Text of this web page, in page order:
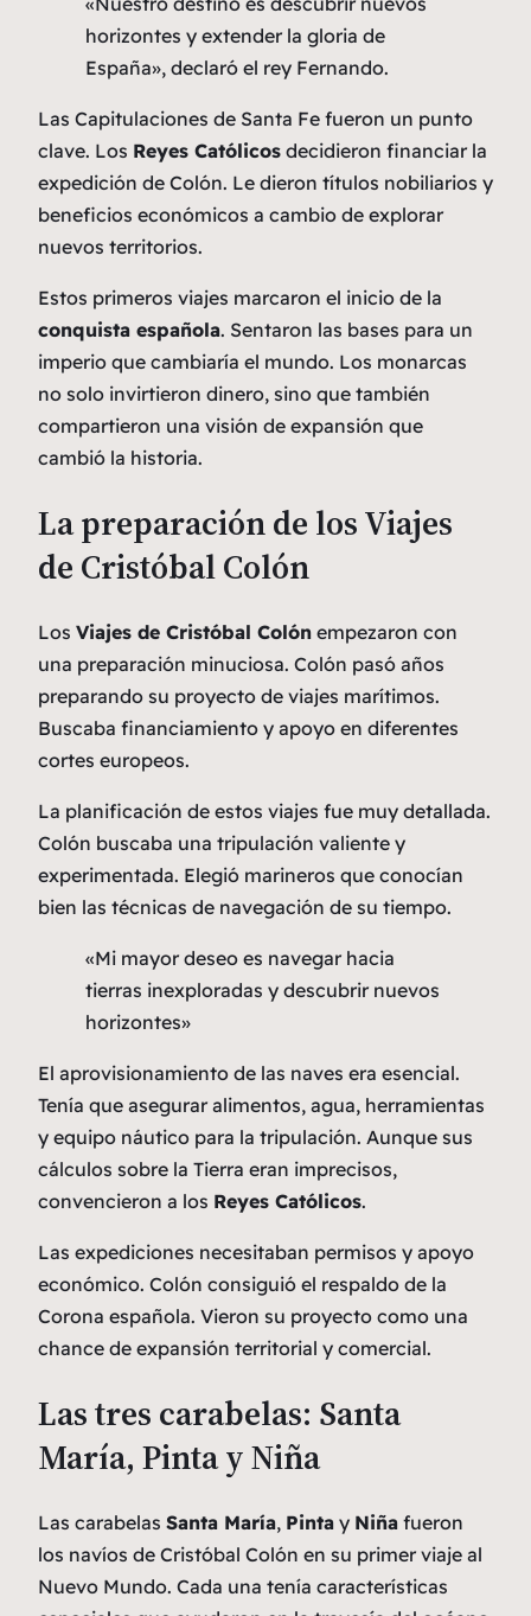
horizontes y extender la gloria de
España», declaró el rey Fernando.
Las Capitulaciones de Santa Fe fueron un punto
clave. Los Reyes Católicos decidieron financiar la
expedición de Colón. Le dieron títulos nobiliarios y
beneficios económicos a cambio de explorar
nuevos territorios.
Estos primeros viajes marcaron el inicio de la
conquista española. Sentaron las bases para un
imperio que cambiaría el mundo. Los monarcas
no solo invirtieron dinero, sino que también
compartieron una visión de expansión que
cambió la historia.
La preparación de los Viajes
de Cristóbal Colón
Los Viajes de Cristóbal Colón empezaron con
una preparación minuciosa. Colón pasó años
preparando su proyecto de viajes marítimos.
Buscaba financiamiento y apoyo en diferentes
cortes europeos.
La planificación de estos viajes fue muy detallada.
Colón buscaba una tripulación valiente y
experimentada. Elegió marineros que conocían
bien las técnicas de navegación de su tiempo.
«Mi mayor deseo es navegar hacia
tierras inexploradas y descubrir nuevos
horizontes»
El aprovisionamiento de las naves era esencial.
Tenía que asegurar alimentos, agua, herramientas
y equipo náutico para la tripulación. Aunque sus
cálculos sobre la Tierra eran imprecisos,
convencieron a los Reyes Católicos.
Las expediciones necesitaban permisos y apoyo
económico. Colón consiguió el respaldo de la
Corona española. Vieron su proyecto como una
chance de expansión territorial y comercial.
Las tres carabelas: Santa
María, Pinta y Niña
Las carabelas Santa María, Pinta y Niña fueron
los navíos de Cristóbal Colón en su primer viaje al
Nuevo Mundo. Cada una tenía características